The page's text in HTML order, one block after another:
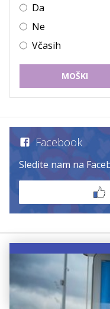
Da
Ne
Včasih
MOŠKI
Facebook
Sledite nam na